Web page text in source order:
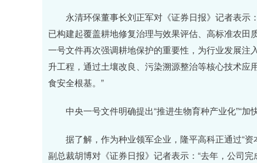
永清环保董事长刘正军对《证券日报》记者表示
已构建起覆盖耕地修复治理与效果评估、高标准农
一号文件再次强调耕地保护的重要性，为行业发展
升工程，通过土壤改良、污染溯源整治等核心技术
食安全根基。”
中央一号文件明确提出“推进生物育种产业化”“加
据了解，作为种业领军企业，隆平高科正通过“资
副总裁胡博对《证券日报》记者表示：“去年，公司